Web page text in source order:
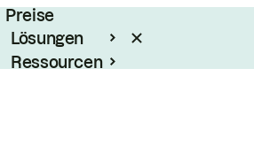
Preise
Lösungen
Ressourcen